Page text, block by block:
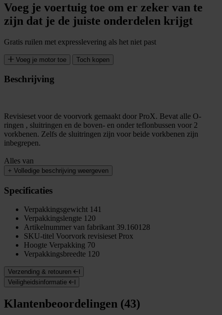
Voeg je voertuig toe om er zeker van te
zijn dat je de juiste onderdelen krijgt
Gratis ruilen met expresslevering als het niet past
Voeg je motor toe Toch kopen
Beschrijving
Revisieset voor de voorvork gemaakt door ProX. Bevat alle O-
ringen , sluitringen en de boven- en onder teflonbussen voor 2
vorkbenen. Zelfs de sluitringen zijn voor beide vorkbenen zijn
inbegrepen.
Alles van
+ Volledige beschrijving weergeven
Specificaties
Verpakkingsgewicht 141
Verpakkingslengte 120
Artikelnummer van fabrikant 39.160128
SKU-titel Voorvork revisieset Prox
Hoogte Verpakking 70
Verpakkingsbreedte 120
Verzending & retouren
Veiligheidsinformatie
Klantenbeoordelingen (43)